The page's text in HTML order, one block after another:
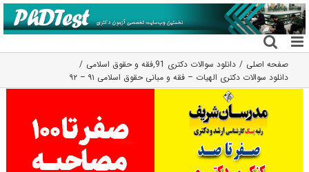
رفتن
به
محتوا
صفحه اصلی دانلود سوالات دکتری 91 ,فقه و حقوق اسلامی
دانلود سوالات دکتری الهیات – فقه و مبانی حقوق اسلامی ۹۱ – ۹۲